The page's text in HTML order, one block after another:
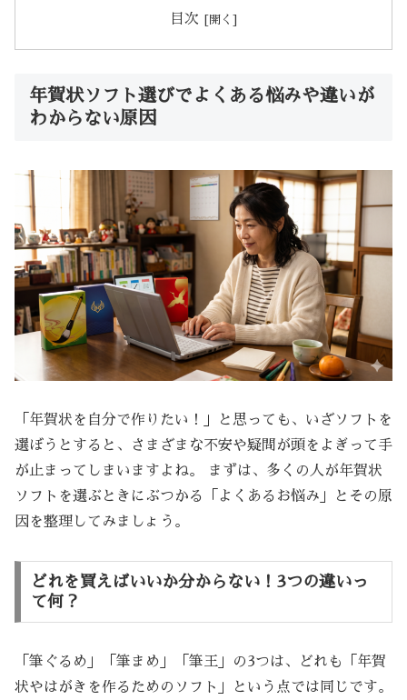
目次
年賀状ソフト選びでよくある悩みや違いが
わからない原因
「年賀状を自分で作りたい！」と思っても、いざソフトを
選ぼうとすると、さまざまな不安や疑問が頭をよぎって手
が止まってしまいますよね。 まずは、多くの人が年賀状
ソフトを選ぶときにぶつかる「よくあるお悩み」とその原
因を整理してみましょう。
どれを買えばいいか分からない！3つの違いっ
て何？
「筆ぐるめ」「筆まめ」「筆王」の3つは、どれも「年賀
状やはがきを作るためのソフト」という点では同じです。